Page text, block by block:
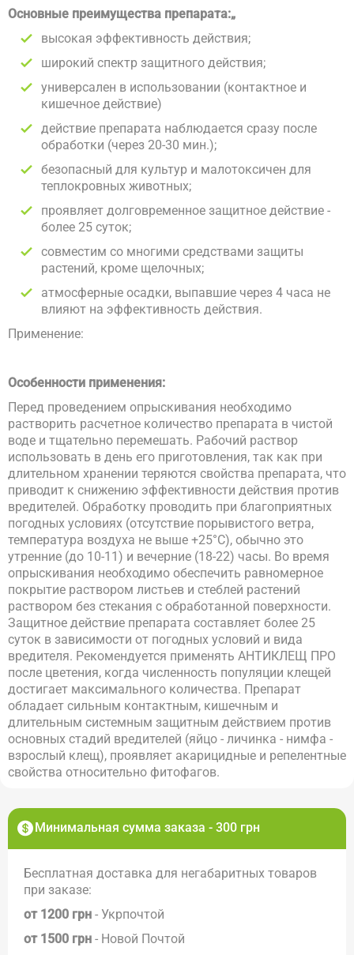
Минимальная сумма заказа - 300 грн
Бесплатная доставка для негабаритных товаров
при заказе:
от 1200 грн - Укрпочтой
от 1500 грн - Новой Почтой
Основные преимущества препарата:„
высокая эффективность действия;
широкий спектр защитного действия;
универсален в использовании (контактное и
кишечное действие)
действие препарата наблюдается сразу после
обработки (через 20-30 мин.);
безопасный для культур и малотоксичен для
теплокровных животных;
проявляет долговременное защитное действие -
более 25 суток;
совместим со многими средствами защиты
растений, кроме щелочных;
атмосферные осадки, выпавшие через 4 часа не
влияют на эффективность действия.
Применение:
Особенности применения:
Перед проведением опрыскивания необходимо
растворить расчетное количество препарата в чистой
воде и тщательно перемешать. Рабочий раствор
использовать в день его приготовления, так как при
длительном хранении теряются свойства препарата, что
приводит к снижению эффективности действия против
вредителей. Обработку проводить при благоприятных
погодных условиях (отсутствие порывистого ветра,
температура воздуха не выше +25°С), обычно это
утренние (до 10-11) и вечерние (18-22) часы. Во время
опрыскивания необходимо обеспечить равномерное
покрытие раствором листьев и стеблей растений
раствором без стекания с обработанной поверхности.
Защитное действие препарата составляет более 25
суток в зависимости от погодных условий и вида
вредителя. Рекомендуется применять АНТИКЛЕЩ ПРО
после цветения, когда численность популяции клещей
достигает максимального количества. Препарат
обладает сильным контактным, кишечным и
длительным системным защитным действием против
основных стадий вредителей (яйцо - личинка - нимфа -
взрослый клещ), проявляет акарицидные и репелентные
свойства относительно фитофагов.